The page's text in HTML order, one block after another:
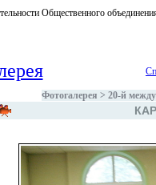
Общественного
Фотогалерея > 20-й